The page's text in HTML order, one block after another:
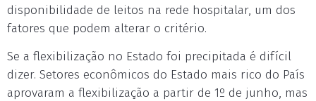
disponibilidade de leitos na rede hospitalar, um dos
fatores que podem alterar o critério.
Se a flexibilização no Estado foi precipitada é difícil
dizer. Setores econômicos do Estado mais rico do País
aprovaram a flexibilização a partir de 1º de junho, mas